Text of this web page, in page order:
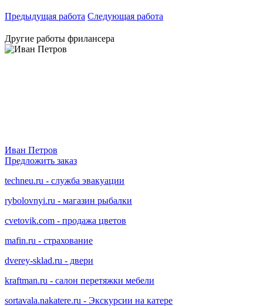
Предыдущая работа Следующая работа
Другие работы фрилансера
Иван Петров
Предложить заказ
techneu.ru - служба эвакуации
rybolovnyi.ru - магазин рыбалки
cvetovik.com - продажа цветов
mafin.ru - страхование
dverey-sklad.ru - двери
kraftman.ru - салон перетяжки мебели
sortavala.nakatere.ru - Экскурсии на катере